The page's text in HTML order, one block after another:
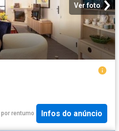
Ver foto
por rentumo Infos do anúncio